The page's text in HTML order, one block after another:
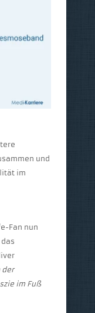
und
im
Fan nun
der
im Fuß